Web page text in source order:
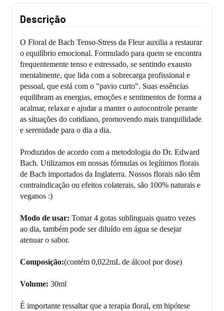
Descrição
O Floral de Bach Tenso-Stress da Fleur auxilia a restaurar
o equilíbrio emocional. Formulado para quem se encontra
frequentemente tenso e estressado, se sentindo exausto
mentalmente, que lida com a sobrecarga profissional e
pessoal, que está com o "pavio curto". Suas essências
equilibram as energias, emoções e sentimentos de forma a
acalmar, relaxar e ajudar a manter o autocontrole perante
as situações do cotidiano, promovendo mais tranquilidade
e serenidade para o dia a dia.
Produzidos de acordo com a metodologia do Dr. Edward
Bach. Utilizamos em nossas fórmulas os legítimos florais
de Bach importados da Inglaterra. Nossos florais não têm
contraindicação ou efeitos colaterais, são 100% naturais e
veganos :)
Modo de usar: Tomar 4 gotas sublinguais quatro vezes
ao dia, também pode ser diluído em água se desejar
atenuar o sabor.
Composição:(contém 0,022mL de álcool por dose)
Volume: 30ml
É importante ressaltar que a terapia floral, em hipótese